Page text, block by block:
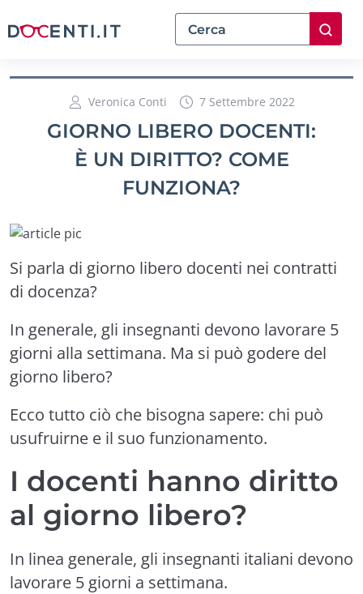
Veronica Conti 7 Settembre 2022
GIORNO LIBERO DOCENTI:
È UN DIRITTO? COME
FUNZIONA?
Si parla di giorno libero docenti nei contratti
di docenza?
In generale, gli insegnanti devono lavorare 5
giorni alla settimana. Ma si può godere del
giorno libero?
Ecco tutto ciò che bisogna sapere: chi può
usufruirne e il suo funzionamento.
I docenti hanno diritto
al giorno libero?
In linea generale, gli insegnanti italiani devono
lavorare 5 giorni a settimana.